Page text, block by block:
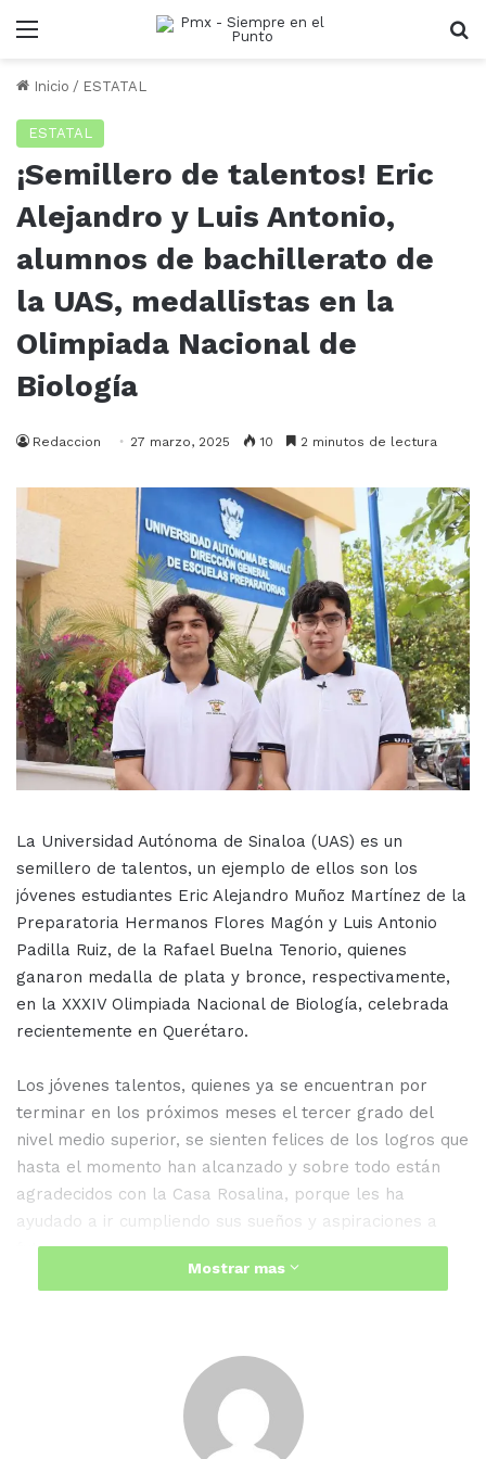
Menu
Inicio / ESTATAL
ESTATAL
¡Semillero de talentos! Eric
Alejandro y Luis Antonio,
alumnos de bachillerato de
la UAS, medallistas en la
Olimpiada Nacional de
Biología
Redaccion 27 marzo, 2025 10 2 minutos de lectura
La Universidad Autónoma de Sinaloa (UAS) es un
semillero de talentos, un ejemplo de ellos son los
jóvenes estudiantes Eric Alejandro Muñoz Martínez de la
Preparatoria Hermanos Flores Magón y Luis Antonio
Padilla Ruiz, de la Rafael Buelna Tenorio, quienes
ganaron medalla de plata y bronce, respectivamente,
en la XXXIV Olimpiada Nacional de Biología, celebrada
recientemente en Querétaro.
Los jóvenes talentos, quienes ya se encuentran por
terminar en los próximos meses el tercer grado del
nivel medio superior, se sienten felices de los logros que
hasta el momento han alcanzado y sobre todo están
agradecidos con la Casa Rosalina, porque les ha
ayudado a ir cumpliendo sus sueños y aspiraciones a
futuro.
participar y hoy en esta edición de la Olimpiada
Nacional de Biología es que logra obtener una medalla
de plata, lo cual es no es nada fácil si hablamos de que
los participantes a nivel nacional fueron más de cien,
Mostrar mas